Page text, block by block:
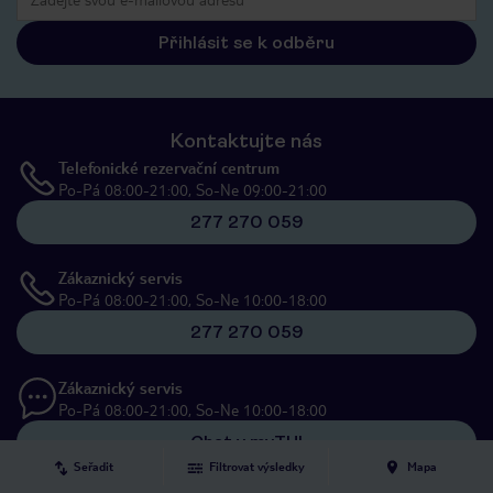
Seřadit Filtrovat výsledky Mapa
Přihlásit se k odběru
Kontaktujte nás
Telefonické rezervační centrum
Po-Pá 08:00-21:00, So-Ne 09:00-21:00
277 270 059
Zákaznický servis
Po-Pá 08:00-21:00, So-Ne 10:00-18:00
277 270 059
Zákaznický servis
Po-Pá 08:00-21:00, So-Ne 10:00-18:00
Chat v myTUI